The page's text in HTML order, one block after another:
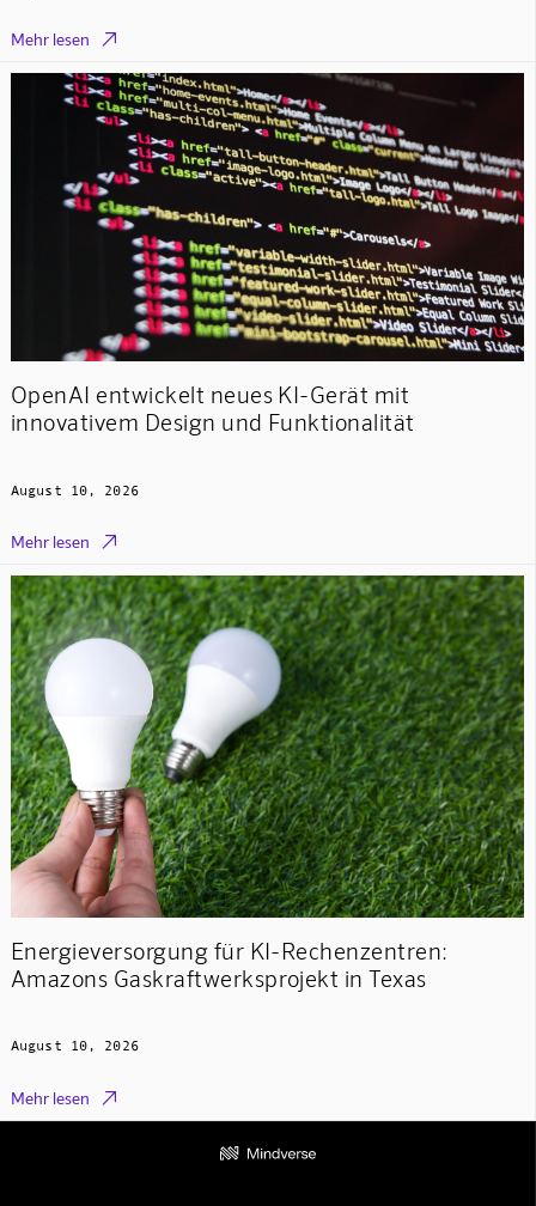
Mehr lesen 
OpenAI entwickelt neues KI-Gerät mit
innovativem Design und Funktionalität
August 10, 2026
Mehr lesen 
Energieversorgung für KI-Rechenzentren:
Amazons Gaskraftwerksprojekt in Texas
August 10, 2026
Mehr lesen 